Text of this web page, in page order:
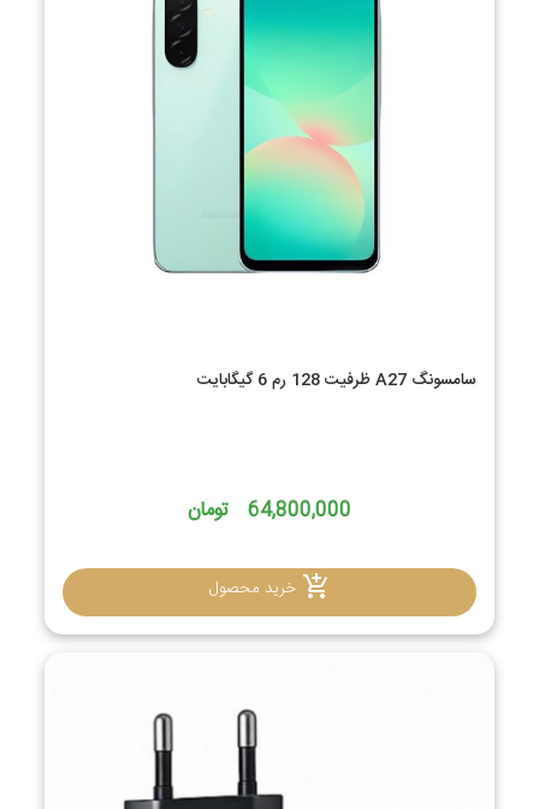
سامسونگ A27 ظرفیت 128 رم 6 گیگابایت
64,800,000 تومان
خرید محصول